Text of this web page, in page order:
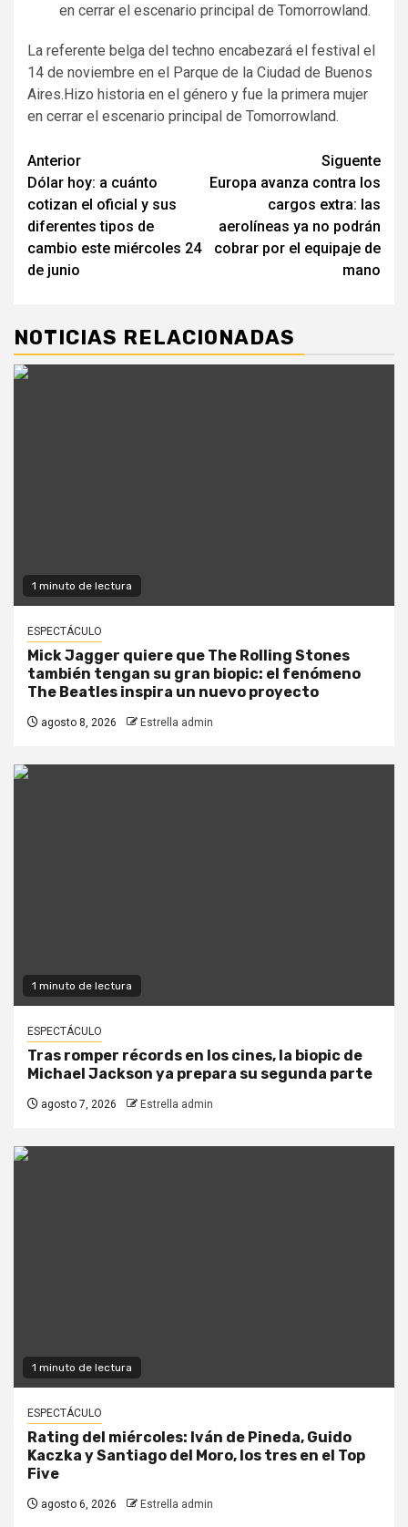
en cerrar el escenario principal de Tomorrowland.
​La referente belga del techno encabezará el festival el
14 de noviembre en el Parque de la Ciudad de Buenos
Aires.Hizo historia en el género y fue la primera mujer
en cerrar el escenario principal de Tomorrowland.
Navegación
de
entradas
Anterior
Dólar hoy: a cuánto
cotizan el oficial y sus
diferentes tipos de
cambio este miércoles 24
de junio
Siguente
Europa avanza contra los
cargos extra: las
aerolíneas ya no podrán
cobrar por el equipaje de
mano
NOTICIAS RELACIONADAS
1 minuto de lectura
ESPECTÁCULO
Mick Jagger quiere que The Rolling Stones
también tengan su gran biopic: el fenómeno
The Beatles inspira un nuevo proyecto
agosto 8, 2026 Estrella admin
1 minuto de lectura
ESPECTÁCULO
Tras romper récords en los cines, la biopic de
Michael Jackson ya prepara su segunda parte
agosto 7, 2026 Estrella admin
1 minuto de lectura
ESPECTÁCULO
Rating del miércoles: Iván de Pineda, Guido
Kaczka y Santiago del Moro, los tres en el Top
Five
agosto 6, 2026 Estrella admin